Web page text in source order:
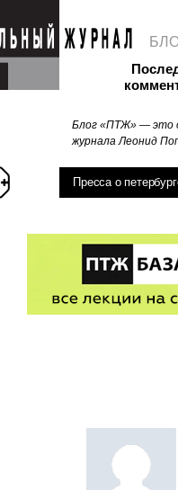
Блог «ПТЖ» — это
журнала Леонид
Пресса о